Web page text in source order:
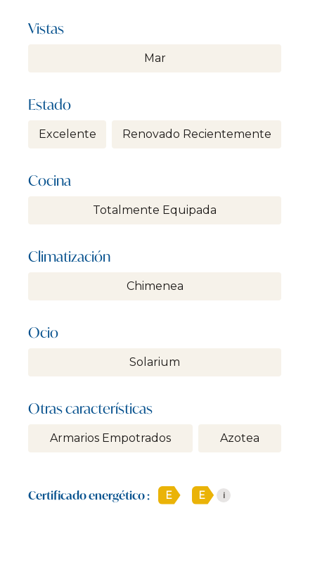
Vistas
Mar
Estado
Excelente Renovado Recientemente
Cocina
Totalmente Equipada
Climatización
Chimenea
Ocio
Solarium
Otras características
Armarios Empotrados Azotea
Certificado energético : E E i